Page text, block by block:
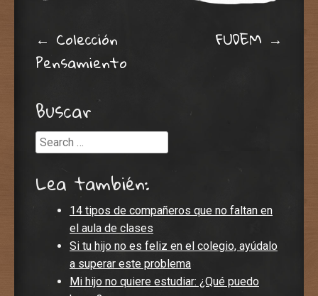
Post navigation
← Colección
Pensamiento
FUDEM →
Buscar
Search
Lea también:
14 tipos de compañeros que no faltan en
el aula de clases
Si tu hijo no es feliz en el colegio, ayúdalo
a superar este problema
Mi hijo no quiere estudiar: ¿Qué puedo